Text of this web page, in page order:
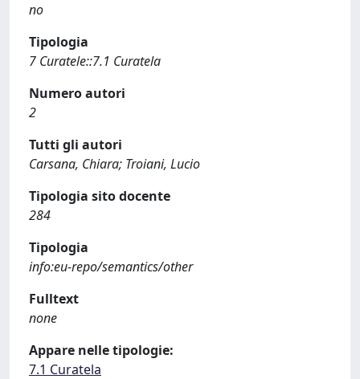
no
Tipologia
7 Curatele::7.1 Curatela
Numero autori
2
Tutti gli autori
Carsana, Chiara; Troiani, Lucio
Tipologia sito docente
284
Tipologia
info:eu-repo/semantics/other
Fulltext
none
Appare nelle tipologie:
7.1 Curatela